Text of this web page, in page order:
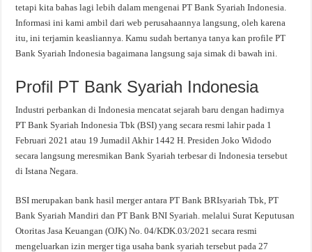
tetapi kita bahas lagi lebih dalam mengenai PT Bank Syariah Indonesia.
Informasi ini kami ambil dari web perusahaannya langsung, oleh karena
itu, ini terjamin keasliannya. Kamu sudah bertanya tanya kan profile PT
Bank Syariah Indonesia bagaimana langsung saja simak di bawah ini.
Profil PT Bank Syariah Indonesia
Industri perbankan di Indonesia mencatat sejarah baru dengan hadirnya
PT Bank Syariah Indonesia Tbk (BSI) yang secara resmi lahir pada 1
Februari 2021 atau 19 Jumadil Akhir 1442 H. Presiden Joko Widodo
secara langsung meresmikan Bank Syariah terbesar di Indonesia tersebut
di Istana Negara.
BSI merupakan bank hasil merger antara PT Bank BRIsyariah Tbk, PT
Bank Syariah Mandiri dan PT Bank BNI Syariah. melalui Surat Keputusan
Otoritas Jasa Keuangan (OJK) No. 04/KDK.03/2021 secara resmi
mengeluarkan izin merger tiga usaha bank syariah tersebut pada 27